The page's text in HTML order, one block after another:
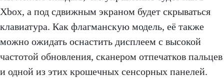
Xbox, а под сдвижным экраном будет скрываться
клавиатура. Как флагманскую модель, её также
можно ожидать оснастить дисплеем с высокой
частотой обновления, сканером отпечатков пальцев
и одной из этих крошечных сенсорных панелей.